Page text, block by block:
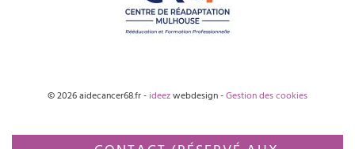
© 2026 aidecancer68.fr - ideezwebdesign -Gestion des cookies